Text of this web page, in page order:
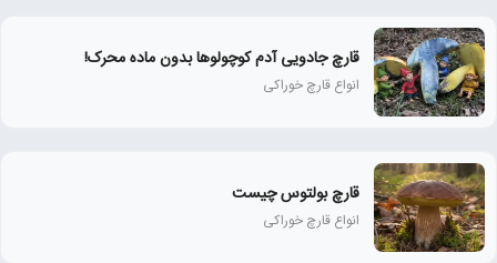
قارچ جادویی آدم کوچولوها بدون ماده محرک!
انواع قارچ خوراکی
قارچ بولتوس چیست
انواع قارچ خوراکی